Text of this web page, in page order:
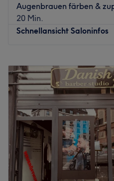
Augenbrauen färben &
20 Min.
Schnellansicht Saloninfos
Dienstag
Mittwoch
Donnerstag
Freitag
Samstag
Sonntag
Salon Gianluca ist die
Charakter mitten in
echte Looks für jeden Typ